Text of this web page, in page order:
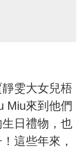
雯大女兒梧
Miu來到他們
日禮物，也
這些年來，